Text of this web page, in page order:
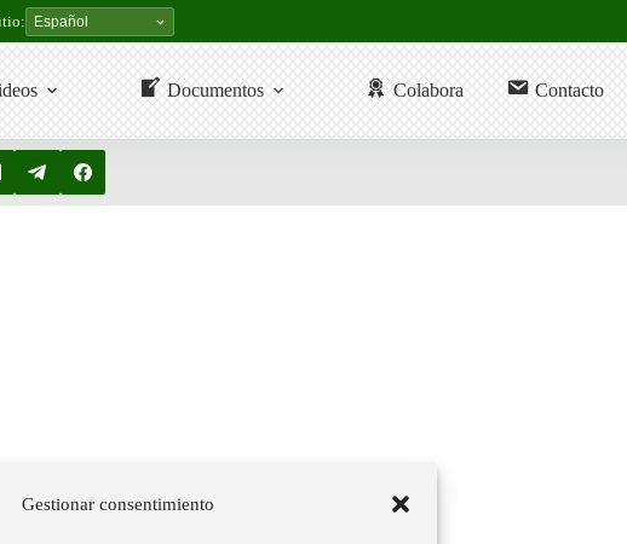
Gestionar consentimiento
Documentos Colabora Contacto